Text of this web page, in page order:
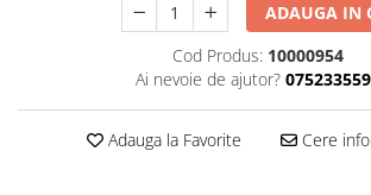
ADAUGA IN
Cod Produs: 10000954
Ai nevoie de ajutor?
Adauga la Favorite Cere